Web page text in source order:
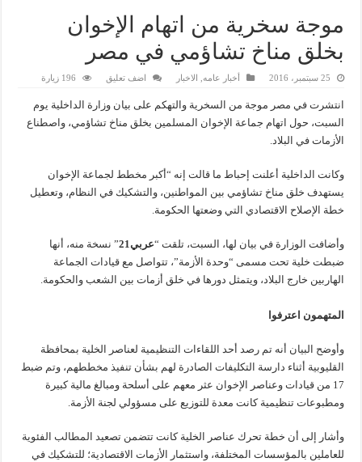
موجة سخرية من اتهام الإخوان
بخلق مناخ تشاؤمي في مصر
25 سبتمبر، 2016 أخبار عامه, الاخبار اضف تعليق 196 زيارة
انتشرت في مصر موجة من السخرية والتهكم على بيان وزارة الداخلية يوم
السبت، حول اتهام جماعة الإخوان المسلمين بخلق مناخ تشاؤمي، واصطناع
الأزمات في البلاد.
وكانت الداخلية أعلنت إحباط ما قالت إنه “أكبر مخطط لجماعة الإخوان
يستهدف خلق مناخ تشاؤمي بين المواطنين، والتشكيك في النظام، وتعطيل
خطة الإصلاح الاقتصادي التي وضعتها الحكومة.
وأضافت الوزارة في بيان لها، السبت، تلقت “عربي21
” نسخة منه، أنها
ضبطت خلية تحت مسمى “وحدة الأزمة”، تتواصل مع قيادات الجماعة
الهاربين خارج البلاد، ويتمثل دورها في خلق أزمات بين الشعب والحكومة.
المتهمون اعترفوا
وأوضح البيان أنه تم رصد أحد اللقاءات التنظيمية لعناصر الخلية بمحافظة
القليوبية أثناء دارسة التكليفات الصادرة لهم بشأن تنفيذ مخططهم، وتم ضبط
17 من قيادات وعناصر الإخوان عثر معهم على أسلحة ومبالغ مالية كبيرة
ومطبوعات تنظيمية كانت معدة للتوزيع على مسؤولي لجنة الأزمة.
وأشار إلى أن خطة تحرك عناصر الخلية كانت تتضمن تصعيد المطالب الفئوية
للعاملين بالمؤسسات المختلفة، واستثمار الأزمات الاقتصادية؛ للتشكيك في